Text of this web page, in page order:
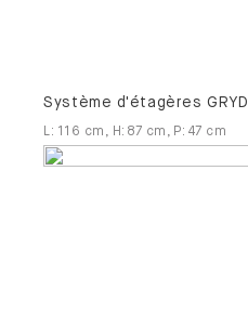
Système d'étagères GRYD
L: 116 cm , H :87 cm , P: 47 cm